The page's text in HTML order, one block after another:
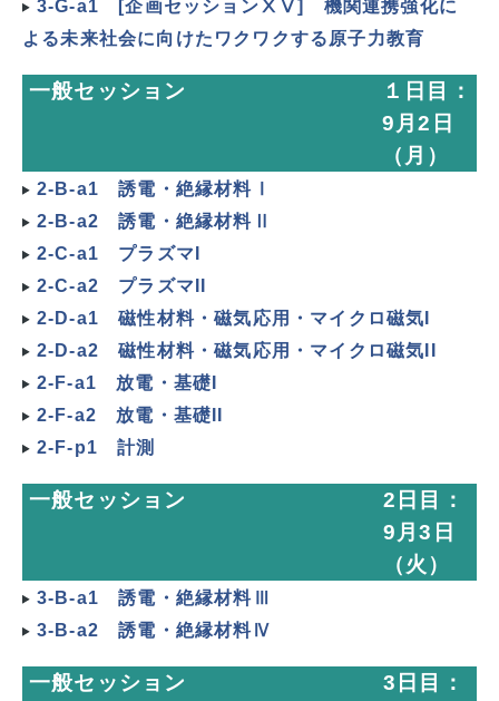
3-G-a1 [企画セッションⅩⅤ] 機関連携強化に
よる未来社会に向けたワクワクする原子力教育
一般セッション
１日目：
9月2日
（月）
2-B-a1 誘電・絶縁材料Ⅰ
2-B-a2 誘電・絶縁材料Ⅱ
2-C-a1 プラズマI
2-C-a2 プラズマII
2-D-a1 磁性材料・磁気応用・マイクロ磁気I
2-D-a2 磁性材料・磁気応用・マイクロ磁気II
2-F-a1 放電・基礎I
2-F-a2 放電・基礎II
2-F-p1 計測
一般セッション
2日目：
9月3日
（火）
3-B-a1 誘電・絶縁材料Ⅲ
3-B-a2 誘電・絶縁材料Ⅳ
一般セッション
3日目：